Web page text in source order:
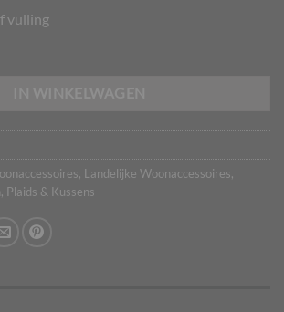
vulling
, Landelijke Woonaccessoires,
, Plaids & Kussens